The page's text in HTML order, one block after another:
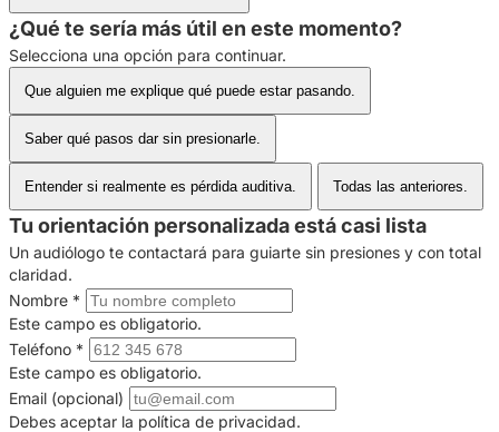
¿Qué te sería más útil en este momento?
Selecciona una opción para continuar.
Que alguien me explique qué puede estar pasando.
Saber qué pasos dar sin presionarle.
Entender si realmente es pérdida auditiva. Todas las anteriores.
Tu orientación personalizada está casi lista
Un audiólogo te contactará para guiarte sin presiones y con total
claridad.
Nombre *
Este campo es obligatorio.
Teléfono *
Este campo es obligatorio.
Email (opcional)
Debes aceptar la política de privacidad.